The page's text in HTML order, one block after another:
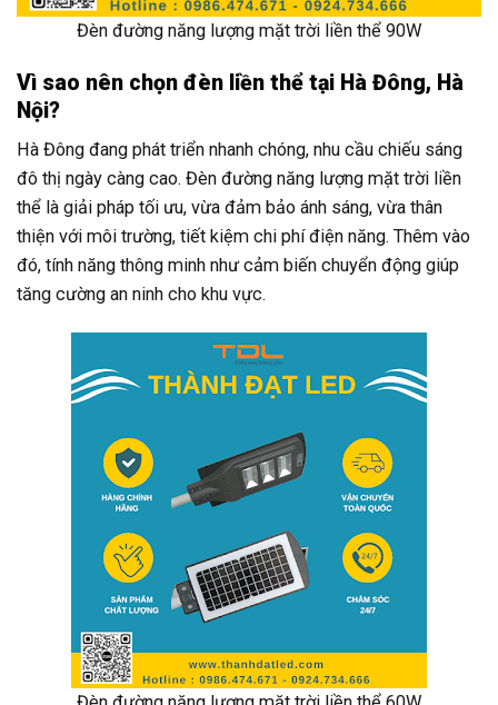
Đèn đường năng lượng mặt trời liền thể 90W
Vì sao nên chọn đèn liền thể tại Hà Đông, Hà
Nội?
Hà Đông đang phát triển nhanh chóng, nhu cầu chiếu sáng
đô thị ngày càng cao. Đèn đường năng lượng mặt trời liền
thể là giải pháp tối ưu, vừa đảm bảo ánh sáng, vừa thân
thiện với môi trường, tiết kiệm chi phí điện năng. Thêm vào
đó, tính năng thông minh như cảm biến chuyển động giúp
tăng cường an ninh cho khu vực.